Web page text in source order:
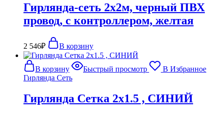
Гирлянда-сеть 2х2м, черный ПВХ
провод, с контроллером, желтая
2 546₽ В корзину
В корзину Быстрый просмотр
В Избранное
Гирлянда Сеть
Гирлянда Сетка 2х1.5 , СИНИЙ